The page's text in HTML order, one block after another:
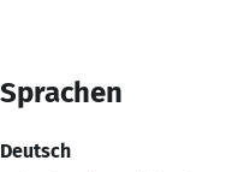
Sprachen
Deutsch